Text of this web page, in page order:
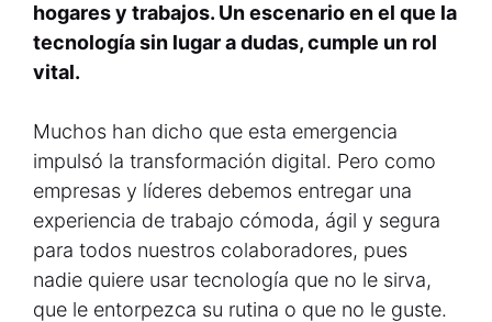
hogares y trabajos. Un escenario en el que la
tecnología sin lugar a dudas, cumple un rol
vital.
Muchos han dicho que esta emergencia
impulsó la transformación digital. Pero como
empresas y líderes debemos entregar una
experiencia de trabajo cómoda, ágil y segura
para todos nuestros colaboradores, pues
nadie quiere usar tecnología que no le sirva,
que le entorpezca su rutina o que no le guste.